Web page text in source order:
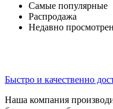
Самые популярные
Распродажа
Недавно
Быстро и качественно
Наша компания